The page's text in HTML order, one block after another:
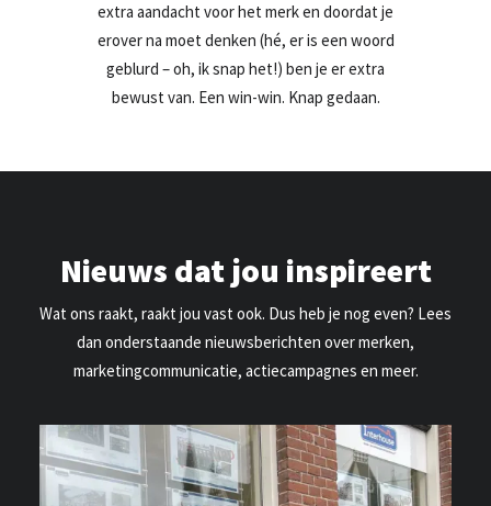
extra aandacht voor het merk en doordat je
erover na moet denken (hé, er is een woord
geblurd – oh, ik snap het!) ben je er extra
bewust van. Een win-win. Knap gedaan.
Nieuws dat jou inspireert
Wat ons raakt, raakt jou vast ook. Dus heb je nog even? Lees
dan onderstaande nieuwsberichten over merken,
marketingcommunicatie, actiecampagnes en meer.